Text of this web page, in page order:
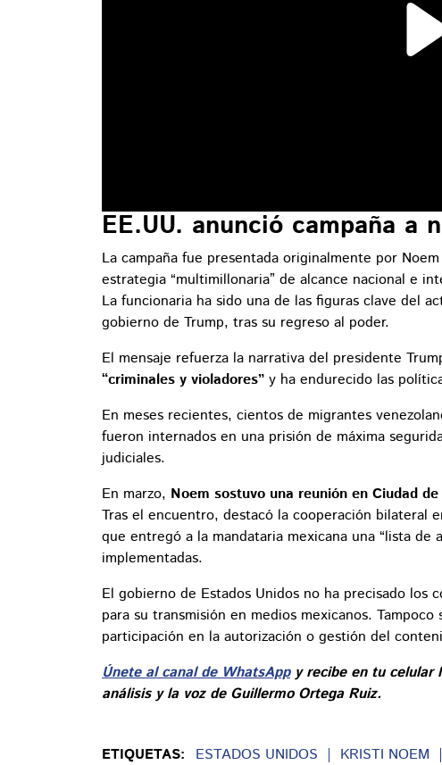
EE.UU. anunció campaña a
La campaña fue presentada originalmente por
estrategia “multimillonaria” de alcance nacional e
La funcionaria ha sido una de las figuras clave del
gobierno de Trump, tras su regreso al poder.
El mensaje refuerza la narrativa del presidente
“criminales y violadores” y ha endurecido las
En meses recientes, cientos de migrantes
fueron internados en una prisión de máxima
judiciales.
En marzo, Noem sostuvo una reunión en Ciudad
Tras el encuentro, destacó la cooperación bilateral
que entregó a la mandataria mexicana una “lista de
implementadas.
El gobierno de Estados Unidos no ha precisado los
para su transmisión en medios mexicanos.
participación en la autorización o gestión del
Únete al canal de WhatsAppy recibe en tu celular
análisis y la voz de Guillermo Ortega Ruiz.
ETIQUETAS: ESTADOS UNIDOS KRISTI NOEM